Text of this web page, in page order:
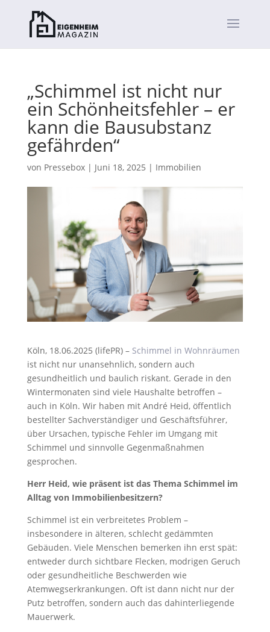
„Schimmel ist nicht nur
ein Schönheitsfehler – er
kann die Bausubstanz
gefährden“
von Pressebox| Juni 18, 2025 | Immobilien
Köln, 18.06.2025 (lifePR) – Schimmel in Wohnräumen
ist nicht nur unansehnlich, sondern auch
gesundheitlich und baulich riskant. Gerade in den
Wintermonaten sind viele Haushalte betroffen –
auch in Köln. Wir haben mit André Heid, öffentlich
bestellter Sachverständiger und Geschäftsführer,
über Ursachen, typische Fehler im Umgang mit
Schimmel und sinnvolle Gegenmaßnahmen
gesprochen.
Herr Heid, wie präsent ist das Thema Schimmel im
Alltag von Immobilienbesitzern?
Schimmel ist ein verbreitetes Problem –
insbesondere in älteren, schlecht gedämmten
Gebäuden. Viele Menschen bemerken ihn erst spät:
entweder durch sichtbare Flecken, modrigen Geruch
oder gesundheitliche Beschwerden wie
Atemwegserkrankungen. Oft ist dann nicht nur der
Putz betroffen, sondern auch das dahinterliegende
Mauerwerk.